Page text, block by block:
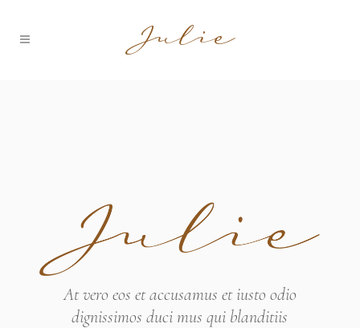
At vero eos et accusamus et iusto odio
dignissimos duci mus qui blanditiis